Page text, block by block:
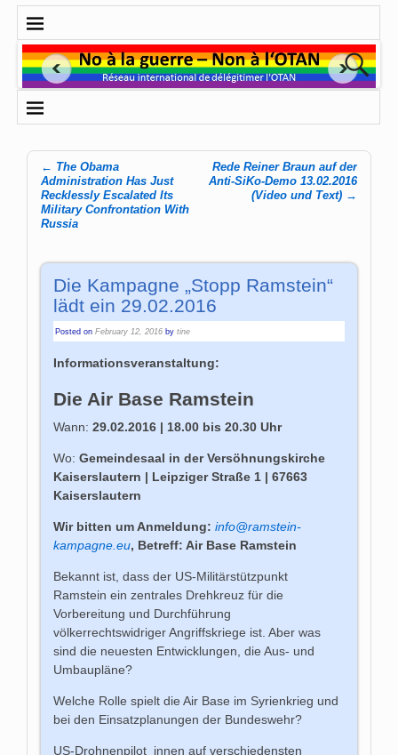
Post navigation
← The Obama
Administration Has Just
Recklessly Escalated Its
Military Confrontation With
Russia
Rede Reiner Braun auf der
Anti-SiKo-Demo 13.02.2016
(Video und Text) →
Die Kampagne „Stopp Ramstein“
lädt ein 29.02.2016
Posted onFebruary 12, 2016 bytine
Informationsveranstaltung:
Die Air Base Ramstein
Wann:29.02.2016 | 18.00 bis 20.30 Uhr
Wo:Gemeindesaal in der Versöhnungskirche
Kaiserslautern | Leipziger Straße 1 | 67663
Kaiserslautern
Wir bitten um Anmeldung:info@ramstein-
kampagne.eu, Betreff: Air Base Ramstein
Bekannt ist, dass der US-Militärstützpunkt
Ramstein ein zentrales Drehkreuz für die
Vorbereitung und Durchführung
völkerrechtswidriger Angriffskriege ist. Aber was
sind die neuesten Entwicklungen, die Aus- und
Umbaupläne?
Welche Rolle spielt die Air Base im Syrienkrieg und
bei den Einsatzplanungen der Bundeswehr?
US-Drohnenpilot_innen auf verschiedensten